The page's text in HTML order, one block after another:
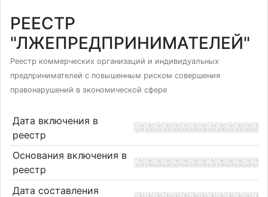
РЕЕСТР
"ЛЖЕПРЕДПРИНИМАТЕЛЕЙ"
Реестр коммерческих организаций и индивидуальных
предпринимателей с повышенным риском совершения
правонарушений в экономической сфере
Дата включения в
реестр
Основания включения в
реестр
Дата составления